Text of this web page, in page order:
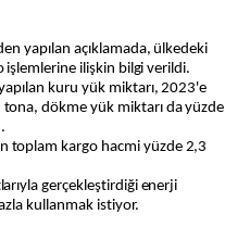
işlemlerine ilişkin bilgi verildi.
kuru yük miktarı, 2023'e
dökme yük miktarı da yüzde
toplam kargo hacmi yüzde 2,3
gerçekleştirdiği enerji
kullanmak istiyor.